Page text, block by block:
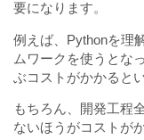
要になります。
例えば、Pythonを理
ムワークを使うとな
ぶコストがかかると
もちろん、開発工程
ないほうがコストが